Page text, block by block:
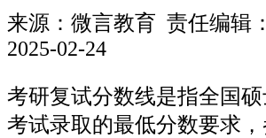
来源： 微言教育 责任编辑
2025-02-24
考研复试分数线是指全国
考试录取的最低分数要求